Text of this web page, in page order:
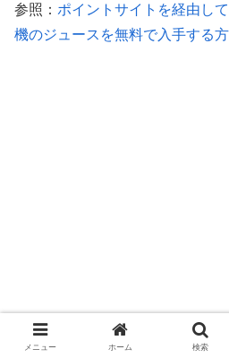
参照： ポイントサイトを経由し
機のジュースを無料で入手する
メニュー ホーム 検索